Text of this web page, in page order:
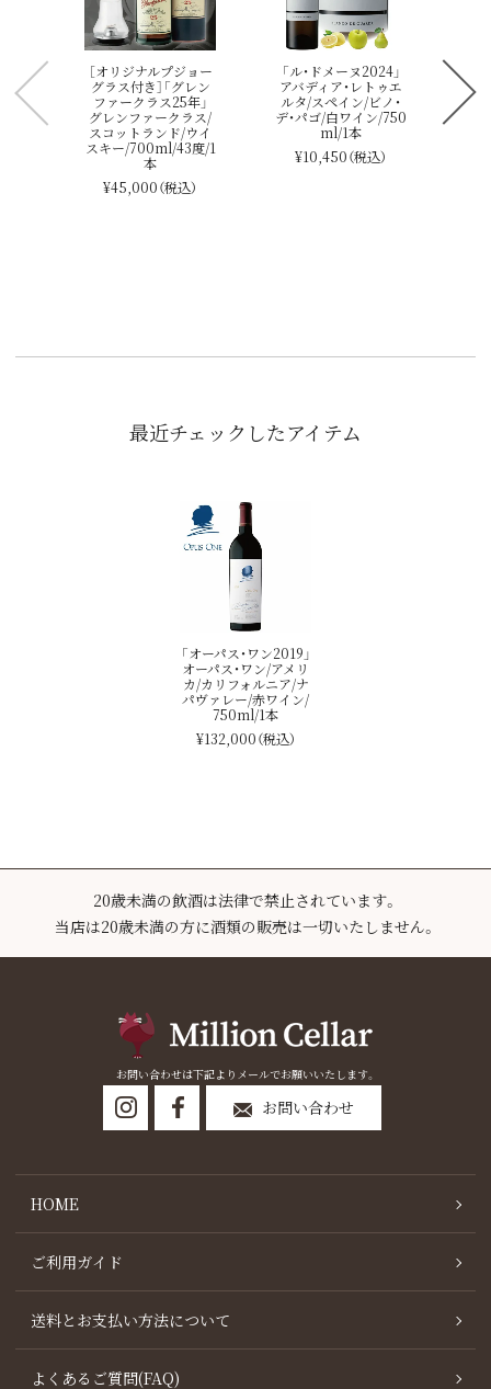
［オリジナルプジョー
グラス付き］「グレン
ファークラス25年」
グレンファークラス/
スコットランド/ウイ
スキー/700ml/43度/1
本
¥45,000（税込）
「ル・ドメーヌ2024」
アバディア・レトゥエ
ルタ/スペイン/ビノ・
デ・パゴ/白ワイン/750
ml/1本
¥10,450（税込）
ン
最近チェックしたアイテム
「オーパス・ワン2019」
オーパス・ワン/アメリ
カ/カリフォルニア/ナ
パヴァレー/赤ワイン/
750ml/1本
¥132,000（税込）
20歳未満の飲酒は法律で禁止されています。
当店は20歳未満の方に酒類の販売は一切いたしません。
お問い合わせは下記よりメールでお願いいたします。
お問い合わせ
HOME
ご利用ガイド
送料とお支払い方法について
よくあるご質問(FAQ)